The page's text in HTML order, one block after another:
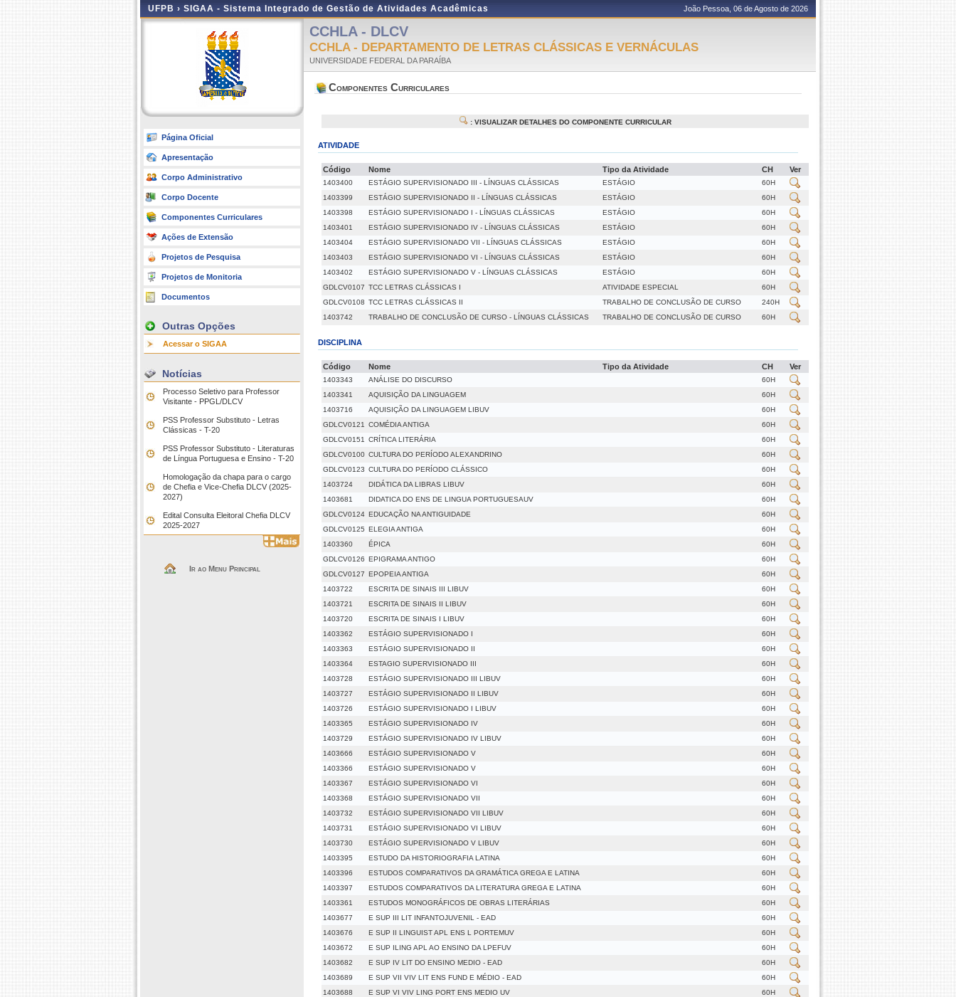
UFPB › SIGAA - Sistema Integrado de Gestão de Atividades Acadêmicas João Pessoa, 06 de Agosto de 2026
Página Oficial
Apresentação
Corpo Administrativo
Corpo Docente
Componentes Curriculares
Ações de Extensão
Projetos de Pesquisa
Projetos de Monitoria
Documentos
Outras Opções
Acessar o SIGAA
Notícias
Processo Seletivo para Professor
Visitante - PPGL/DLCV
PSS Professor Substituto - Letras
Clássicas - T-20
PSS Professor Substituto - Literaturas
de Língua Portuguesa e Ensino - T-20
Homologação da chapa para o cargo
de Chefia e Vice-Chefia DLCV (2025-
2027)
Edital Consulta Eleitoral Chefia DLCV
2025-2027
Ir ao Menu Principal
CCHLA - DLCV
CCHLA - DEPARTAMENTO DE LETRAS CLÁSSICAS E VERNÁCULAS
UNIVERSIDADE FEDERAL DA PARAÍBA
Componentes Curriculares
: VISUALIZAR DETALHES DO COMPONENTE CURRICULAR
ATIVIDADE
Código Nome Tipo da Atividade CH Ver
1403400 ESTÁGIO SUPERVISIONADO III - LÍNGUAS CLÁSSICAS ESTÁGIO
60H
1403399
ESTÁGIO SUPERVISIONADO II - LÍNGUAS CLÁSSICAS ESTÁGIO
60H
1403398
ESTÁGIO SUPERVISIONADO I - LÍNGUAS CLÁSSICAS ESTÁGIO
60H
1403401
ESTÁGIO SUPERVISIONADO IV - LÍNGUAS CLÁSSICAS ESTÁGIO
60H
1403404
ESTÁGIO SUPERVISIONADO VII - LÍNGUAS CLÁSSICAS ESTÁGIO
60H
1403403
ESTÁGIO SUPERVISIONADO VI - LÍNGUAS CLÁSSICAS ESTÁGIO
60H
1403402
ESTÁGIO SUPERVISIONADO V - LÍNGUAS CLÁSSICAS ESTÁGIO
60H
GDLCV0107 TCC LETRAS CLÁSSICAS I ATIVIDADE ESPECIAL
60H
GDLCV0108 TCC LETRAS CLÁSSICAS II TRABALHO DE CONCLUSÃO DE CURSO
240H
1403742
TRABALHO DE CONCLUSÃO DE CURSO - LÍNGUAS CLÁSSICAS TRABALHO DE CONCLUSÃO DE CURSO 60H
DISCIPLINA
Código Nome Tipo da Atividade CH Ver
1403343 ANÁLISE DO DISCURSO
60H
1403341
AQUISIÇÃO DA LINGUAGEM
60H
1403716
AQUISIÇÃO DA LINGUAGEM LIBUV
60H
GDLCV0121
COMÉDIA ANTIGA
60H
GDLCV0151
CRÍTICA LITERÁRIA
60H
GDLCV0100 CULTURA DO PERÍODO ALEXANDRINO
60H
GDLCV0123 CULTURA DO PERÍODO CLÁSSICO
60H
1403724
DIDÁTICA DA LIBRAS LIBUV
60H
1403681
DIDATICA DO ENS DE LINGUA PORTUGUESAUV
60H
GDLCV0124 EDUCAÇÃO NA ANTIGUIDADE
60H
GDLCV0125 ELEGIA ANTIGA
60H
1403360
ÉPICA
60H
GDLCV0126 EPIGRAMA ANTIGO
60H
GDLCV0127 EPOPEIA ANTIGA
60H
1403722
ESCRITA DE SINAIS III LIBUV
60H
1403721
ESCRITA DE SINAIS II LIBUV
60H
1403720
ESCRITA DE SINAIS I LIBUV
60H
1403362
ESTÁGIO SUPERVISIONADO I
60H
1403363
ESTÁGIO SUPERVISIONADO II
60H
1403364
ESTAGIO SUPERVISIONADO III
60H
1403728
ESTÁGIO SUPERVISIONADO III LIBUV
60H
1403727
ESTÁGIO SUPERVISIONADO II LIBUV
60H
1403726
ESTÁGIO SUPERVISIONADO I LIBUV
60H
1403365
ESTÁGIO SUPERVISIONADO IV
60H
1403729
ESTÁGIO SUPERVISIONADO IV LIBUV
60H
1403666
ESTÁGIO SUPERVISIONADO V
60H
1403366
ESTÁGIO SUPERVISIONADO V
60H
1403367
ESTÁGIO SUPERVISIONADO VI
60H
1403368
ESTÁGIO SUPERVISIONADO VII
60H
1403732
ESTÁGIO SUPERVISIONADO VII LIBUV
60H
1403731
ESTÁGIO SUPERVISIONADO VI LIBUV
60H
1403730
ESTÁGIO SUPERVISIONADO V LIBUV
60H
1403395
ESTUDO DA HISTORIOGRAFIA LATINA
60H
1403396
ESTUDOS COMPARATIVOS DA GRAMÁTICA GREGA E LATINA
60H
1403397
ESTUDOS COMPARATIVOS DA LITERATURA GREGA E LATINA
60H
1403361
ESTUDOS MONOGRÁFICOS DE OBRAS LITERÁRIAS
60H
1403677
E SUP III LIT INFANTOJUVENIL - EAD
60H
1403676
E SUP II LINGUIST APL ENS L PORTEMUV
60H
1403672
E SUP ILING APL AO ENSINO DA LPEFUV
60H
1403682
E SUP IV LIT DO ENSINO MEDIO - EAD
60H
1403689
E SUP VII VIV LIT ENS FUND E MÉDIO - EAD
60H
1403688
E SUP VI VIV LING PORT ENS MEDIO UV
60H